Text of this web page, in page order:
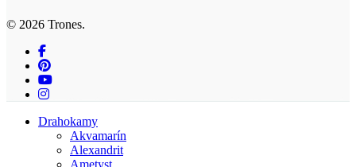
© 2026 Trones.
facebook
pinterest
youtube
instagram
Close
Drahokamy
Akvamarín
Alexandrit